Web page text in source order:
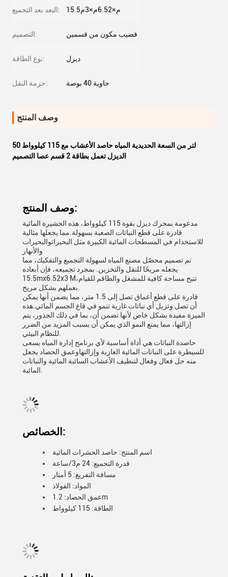
البعد بعد التجميع: 15.5م×6.52م×3م
التصميم: قضيب مكون من قسمين
نوع الطاقة: ديزل
حزمة النقل: حاوية 40 بوصة
وصف المنتج
50 لتر من السعة الحديدية المياه حاصد الأعشاب مع 115 كيلوواط
الديزل تعمل بطاقة 2 قسم عصا التصميم
وصف المنتج:
مدعومة بمحرك ديزل بقوة 115 كيلوواط، هذه الحشيرة المائية
قادرة على قطع النباتات الصعبة بسهولة.مما يجعلها مثالية
للاستخدام في المسطحات المائية الكبيرة مثل البحيراتوالبحيرات
والأنهار
تم تصميم محصّل مصنع المياه لسهولة التجميع والتفكيك، مما
يجعله مريحًا للنقل والتخزين. بمجرد تجميعه، فإن أبعاده
15.5mx6.52x3 M،تتيح مساحة كافية للمشغل والطاقم للقيام
قادرة على قطع أعماق تصل إلى 1.5 متر، مما يضمن أنها يمكن
أن تصل وتزيل أي نباتات غازية تنمو في قاع الجسم المائي.هذه
الميزة مفيدة بشكل خاص لأنها تضمن أن، بما في ذلك الجذور، يتم
إزالتها، مما يمنع النمو الذي يمكن أن يسبب المزيد من الضرر
حاصدة النباتات هي أداة أساسية لأي برنامج إدارة المياه يسعى
للسيطرة على النباتات المائية الغازية وإزالتهاوعمق الحصاد يجعل
منه حل فعال وفعال لتنظيف الأعشاب السائبة المائية والنباتات
الخصائص:
اسم المنتج: حاصد الحشرات المائية
قدرة التجميع: 24 م3/ساعة
مسافة التفريغ: 5 أمتار
المواد: الفولاذ
عمق الحصاد: 1.2m
الطاقة: 115 كيلوواط